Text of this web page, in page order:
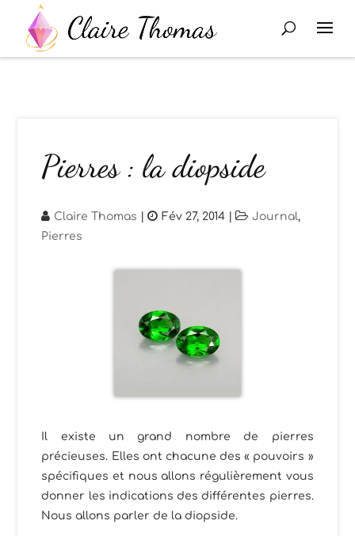
Pierres : la diopside
Claire Thomas | Fév 27, 2014 | Journal,
Pierres
Il existe un grand nombre de pierres
précieuses. Elles ont chacune des « pouvoirs »
spécifiques et nous allons régulièrement vous
donner les indications des différentes pierres.
Nous allons parler de la diopside.